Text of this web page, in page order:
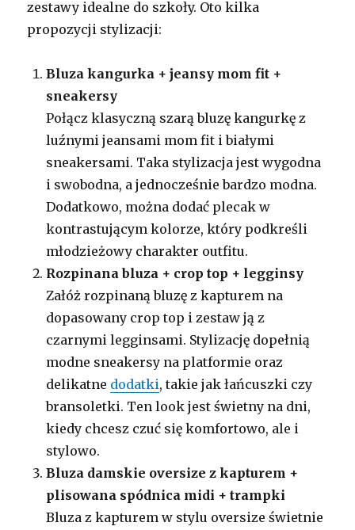
zestawy idealne do szkoły. Oto kilka
propozycji stylizacji:
Bluza kangurka + jeansy mom fit +
sneakersy
Połącz klasyczną szarą bluzę kangurkę z
luźnymi jeansami mom fit i białymi
sneakersami. Taka stylizacja jest wygodna
i swobodna, a jednocześnie bardzo modna.
Dodatkowo, można dodać plecak w
kontrastującym kolorze, który podkreśli
młodzieżowy charakter outfitu.
Rozpinana bluza + crop top + legginsy
Załóż rozpinaną bluzę z kapturem na
dopasowany crop top i zestaw ją z
czarnymi legginsami. Stylizację dopełnią
modne sneakersy na platformie oraz
delikatne dodatki, takie jak łańcuszki czy
bransoletki. Ten look jest świetny na dni,
kiedy chcesz czuć się komfortowo, ale i
stylowo.
Bluza damskie oversize z kapturem +
plisowana spódnica midi + trampki
Bluza z kapturem w stylu oversize świetnie